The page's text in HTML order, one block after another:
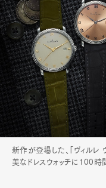
新作が登場した、「ヴィルレ
美なドレスウォッチに100時